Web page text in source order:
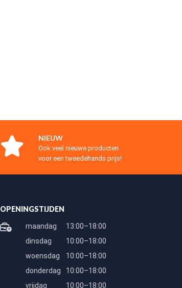
NIEUW
Ook veel nieuwe producten
voor een tweedehands prijs!
OPENINGSTIJDEN
maandag
13:00–18:00
dinsdag
10:00–18:00
woensdag
10:00–18:00
donderdag
10:00–18:00
vrijdag
10:00–18:00